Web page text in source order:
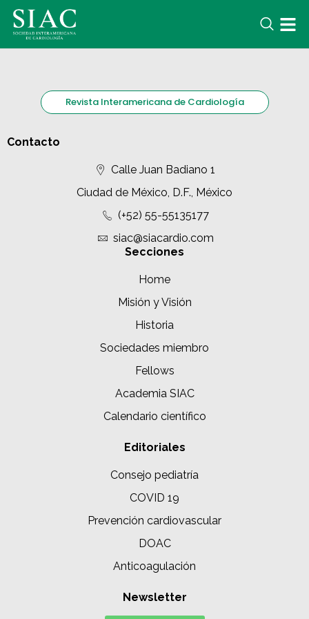
Revista Interamericana de Cardiología
Contacto
Calle Juan Badiano 1
Ciudad de México, D.F., México
(+52) 55-55135177
siac@siacardio.com
Secciones
Home
Misión y Visión
Historia
Sociedades miembro
Fellows
Academia SIAC
Calendario científico
Editoriales
Consejo pediatría
COVID 19
Prevención cardiovascular
DOAC
Anticoagulación
Newsletter